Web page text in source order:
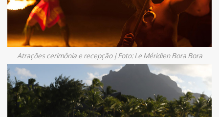
Atrações cerimônia e recepção | Foto: Le Méridien Bora Bora